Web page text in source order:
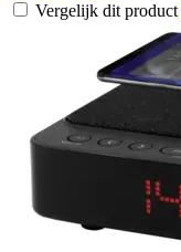
Vergelijk dit product